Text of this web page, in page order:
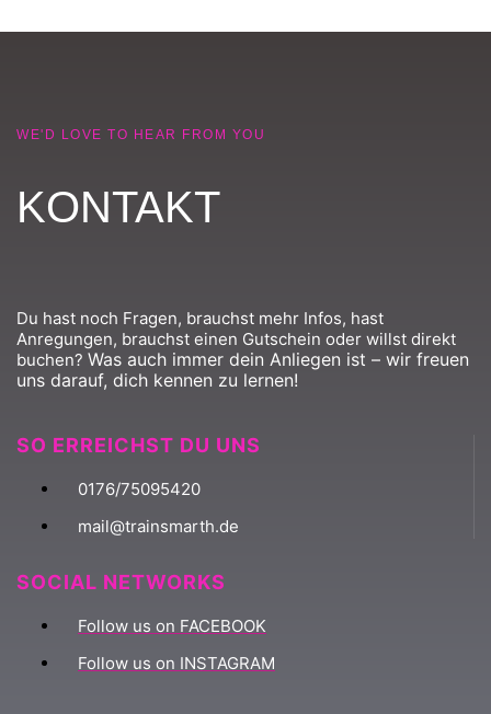
WE'D LOVE TO HEAR FROM YOU
KONTAKT
Du hast noch Fragen, brauchst mehr Infos, hast
Anregungen, brauchst einen Gutschein oder willst direkt
buchen? Was auch immer dein Anliegen ist – wir freuen
uns darauf, dich kennen zu lernen!
SO ERREICHST DU UNS
0176/75095420
mail@trainsmarth.de
SOCIAL NETWORKS
Follow us on FACEBOOK
Follow us on INSTAGRAM